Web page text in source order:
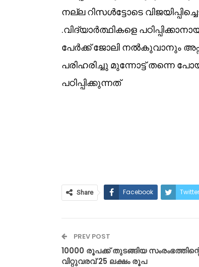
നല്ല റിസൾട്ടോടെ
.വിദ്യാർത്ഥികളെ
പേർക്ക് ജോലി നൽകുവാനും
പരിഹരിച്ചു മുന്നോട്ട് തന്നെ
പഠിപ്പിക്കുന്നത്
Share Facebook Twitter
PREV POST
10000 രൂപക്ക് തുടങ്ങിയ
വിറ്റുവരവ് 25 ലക്ഷം രൂപ